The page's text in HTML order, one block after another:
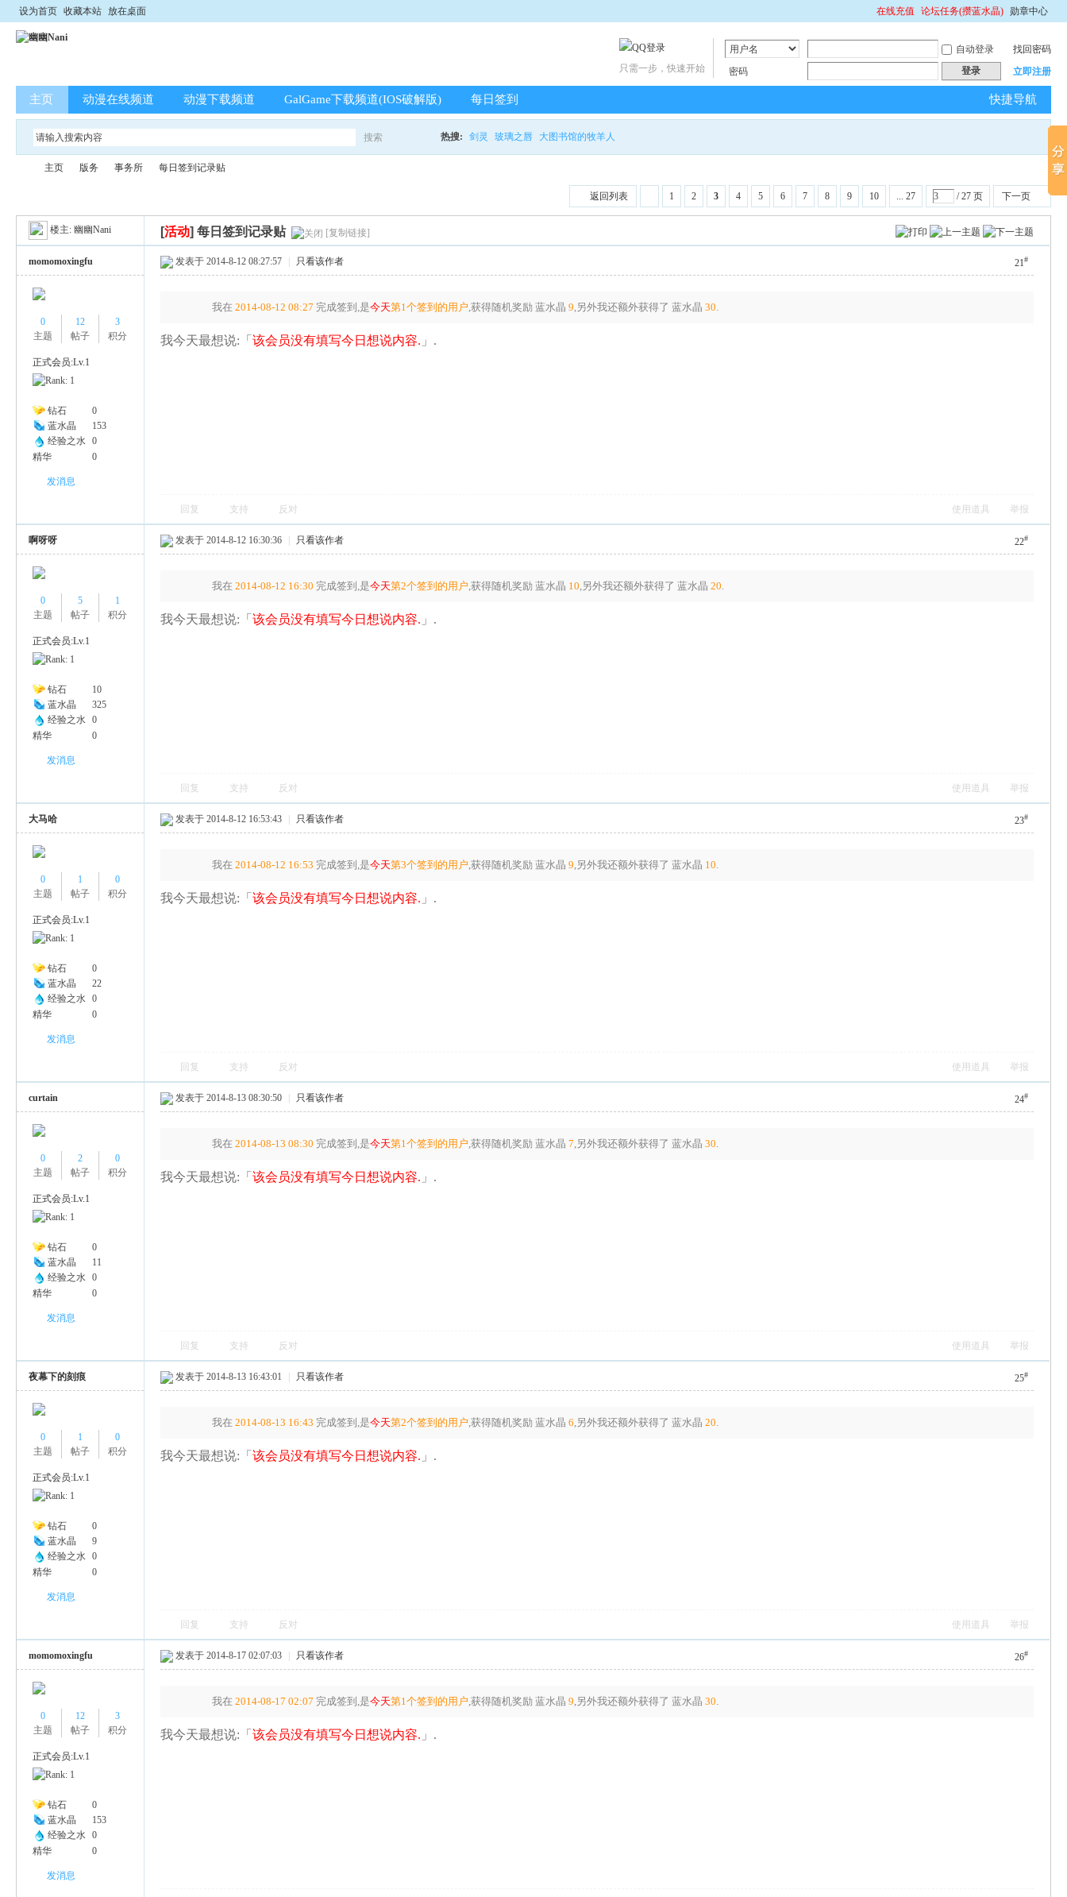
设为首页 收藏本站 放在桌面 在线充值 论坛任务(攒蓝水晶) 勋章中心
自动登录
找回密码
密码
登录 立即注册
只需一步，快速开始
快捷导航
主页 动漫在线频道 动漫下载频道 GalGame下载频道(IOS破解版) 每日签到
搜索 热搜: 剑灵 玻璃之唇 大图书馆的牧羊人
Na
»
主页
›
版务
›
事务所 每日签到记录贴
1 2 3 4 5 6 7 8 9 10 ... 27 / 27 页 下一页
返回列表
楼主: 幽幽Nani [活动]每日签到记录贴 [复制链接]
momomoxingfu
0
主题
12
帖子
3
积分
正式会员:Lv.1
钻石
0
蓝水晶
153
经验之水 0
精华
0
发消息
21#
发表于 2014-8-12 08:27:57 只看该作者
我在 2014-08-12 08:27 完成签到,是今天第1个签到的用户,获得随机奖励蓝水晶9,另外我还额外获得了 蓝水晶30.
我今天最想说:「该会员没有填写今日想说内容. 」.
回复 支持 反对 使用道具 举报
啊呀呀
0
主题
5
帖子
1
积分
正式会员:Lv.1
钻石
10
蓝水晶
325
经验之水 0
精华
0
发消息
22#
发表于 2014-8-12 16:30:36 只看该作者
我在 2014-08-12 16:30 完成签到,是今天第2个签到的用户,获得随机奖励蓝水晶 10,另外我还额外获得了 蓝水晶20.
我今天最想说:「该会员没有填写今日想说内容. 」.
回复 支持 反对 使用道具 举报
大马哈
0
主题
1
帖子
0
积分
正式会员:Lv.1
钻石
0
蓝水晶
22
经验之水 0
精华
0
发消息
23#
发表于 2014-8-12 16:53:43 只看该作者
我在 2014-08-12 16:53 完成签到,是今天第3个签到的用户,获得随机奖励蓝水晶9,另外我还额外获得了 蓝水晶 10.
我今天最想说:「该会员没有填写今日想说内容. 」.
回复 支持 反对 使用道具 举报
curtain
0
主题
2
帖子
0
积分
正式会员:Lv.1
钻石
0
蓝水晶
11
经验之水 0
精华
0
发消息
24#
发表于 2014-8-13 08:30:50 只看该作者
我在 2014-08-13 08:30 完成签到,是今天第1个签到的用户,获得随机奖励蓝水晶7,另外我还额外获得了 蓝水晶30.
我今天最想说:「该会员没有填写今日想说内容. 」.
回复 支持 反对 使用道具 举报
夜幕下的刻痕
0
主题
1
帖子
0
积分
正式会员:Lv.1
钻石
0
蓝水晶
9
经验之水 0
精华
0
发消息
25#
发表于 2014-8-13 16:43:01 只看该作者
我在 2014-08-13 16:43 完成签到,是今天第2个签到的用户,获得随机奖励蓝水晶6,另外我还额外获得了 蓝水晶20.
我今天最想说:「该会员没有填写今日想说内容. 」.
回复 支持 反对 使用道具 举报
momomoxingfu
0
主题
12
帖子
3
积分
正式会员:Lv.1
钻石
0
蓝水晶
153
经验之水 0
精华
0
发消息
26#
发表于 2014-8-17 02:07:03 只看该作者
我在 2014-08-17 02:07 完成签到,是今天第1个签到的用户,获得随机奖励蓝水晶9,另外我还额外获得了 蓝水晶30.
我今天最想说:「该会员没有填写今日想说内容. 」.